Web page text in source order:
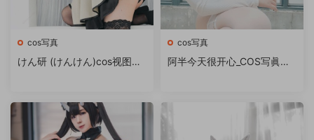
cos写真
けん研 (けんけん)cos视图作
cos写真
阿半今天很开心_COS写眞图